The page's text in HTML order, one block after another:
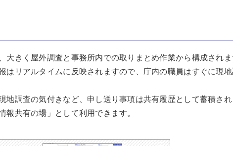
大きく屋外調査と事務所内での取りまとめ作業から構成されま
はリアルタイムに反映されますので、庁内の職員はすぐに現
地調査の気付きなど、申し送り事項は共有履歴として蓄積さ
報共有の場」として利用できます。